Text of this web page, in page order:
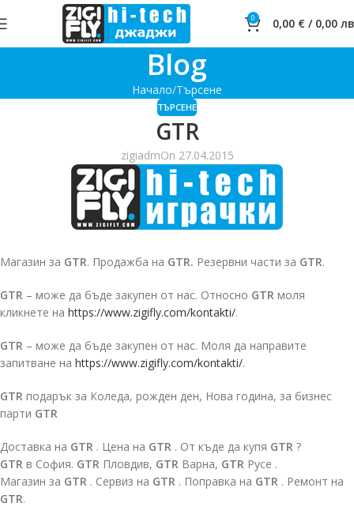
0 0,00 € / 0,00
Blog
Начало Търсене
ТЪРСЕНЕ
GTR
zigiadmOn 27.04.2015
Магазин за GTR. Продажба на GTR. Резервни части за GTR.
GTR – може да бъде закупен от нас. Относно GTR моля
кликнете на https://www.zigifly.com/kontakti/.
GTR – може да бъде закупен от нас. Моля да направите
запитване на https://www.zigifly.com/kontakti/.
GTR подарък за Коледа, рожден ден, Нова година, за бизнес
парти GTR
Доставка на GTR . Цена на GTR . От къде да купя GTR ?
GTR в София. GTR Пловдив, GTR Варна, GTR Русе .
Магазин за GTR . Сервиз на GTR . Поправка на GTR . Ремонт на
GTR.